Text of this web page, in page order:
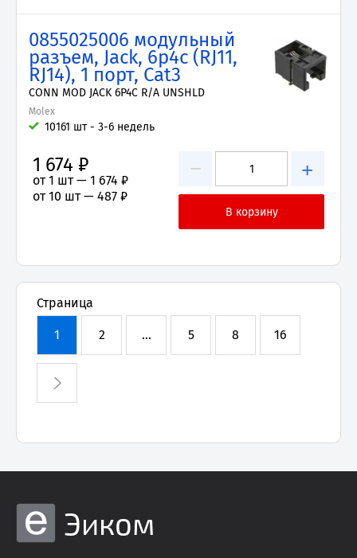
0855025006 модульный
разъем, Jack, 6p4c (RJ11,
RJ14), 1 порт, Cat3
CONN MOD JACK 6P4C R/A UNSHLD
Molex
10161 шт - 3-6 недель
− +
1 674 ₽
от 1 шт — 1 674 ₽
от 10 шт — 487 ₽
Страница
1 2 ... 5 8 16
Эиком